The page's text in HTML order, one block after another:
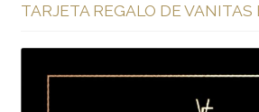
TARJETA REGALO DE VANITAS